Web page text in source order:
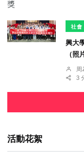
社會
興大
（照
周
3
活動花絮